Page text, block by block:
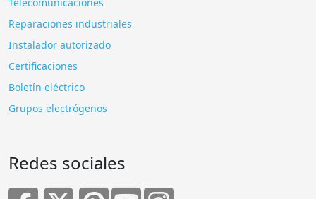
Reparaciones industriales
Instalador autorizado
Certificaciones
Boletín eléctrico
Grupos electrógenos